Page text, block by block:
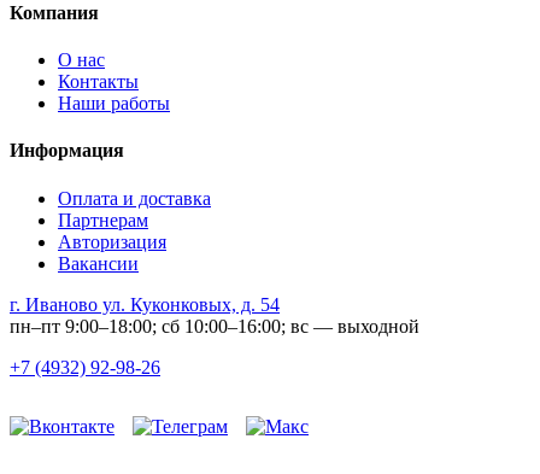
Компания
О нас
Контакты
Наши работы
Информация
Оплата и доставка
Партнерам
Авторизация
Вакансии
г. Иваново ул. Куконковых, д. 54
пн–пт 9:00–18:00; сб 10:00–16:00; вс — выходной
+7 (4932) 92-98-26